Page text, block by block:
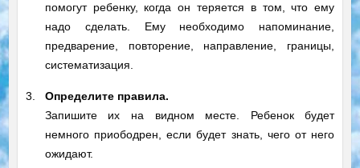
помогут ребенку, когда он теряется в том, что ему
надо сделать. Ему необходимо напоминание,
предварение, повторение, направление, границы,
систематизация.
3.
Определите правила.
Запишите их на видном месте. Ребенок будет
немного приободрен, если будет знать, чего от него
ожидают.